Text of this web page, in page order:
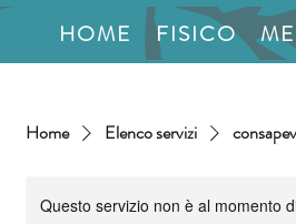
HOME FISICO
Home Elenco servizi
Questo servizio non è al momento